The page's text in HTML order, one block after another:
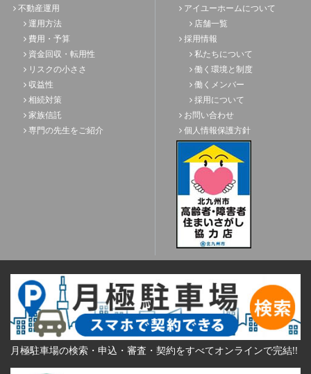
不動産運用
運用方法
費用・予算
資金回収・転用性
リスクの小ささ
収益性
相続対策
家族信託
専門の先生をご紹介
アイユーホームについて
店舗一覧
採用情報
私たちについて
働く環境と制度
働くメンバー
採用について
お問い合わせ
個人情報保護方針
月極駐車場の検索・申込・審査・契約をすべてオンラインで完結!!